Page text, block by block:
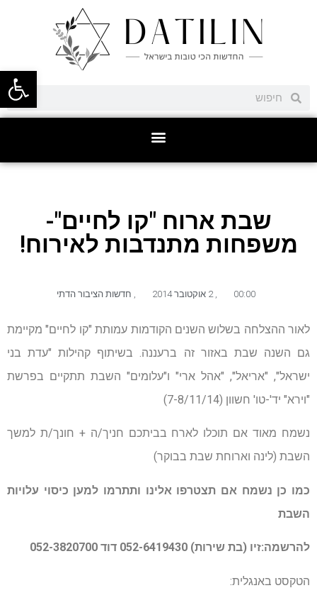
פתח
שבת ארוח "קו לחיים"-
משפחות מתנדבות לאירוח!
00:00
, 2 אוקטובר 2014 , חדשות הציבור הדתי
לאור ההצלחה בשלוש השנים הקודמות עמותת "קו לחיים" מקיימת
גם השנה שבת באזור זה ברעננה. בשיתוף קהילות "עדת בני
ישראל", "אריאל", "אהל ארי" ו"עלומים" השבת תתקיים בפרשת
"וירא" יד'-טו' חשוון (7-8/11/14)
נשמח מאוד אם תוכלו לארח בביתכם חניך/ה + חונך/ת למשך
השבת (לינה וארוחת שבת בבוקר)
כמו כן נשמח אם תצטרפו אלינו ותתרמו למען כיסוי עלויות
השבת
להרשמה:זיו (בת שירות) 052-6419430 דוד 052-3820700
הטקסט באנגלית: